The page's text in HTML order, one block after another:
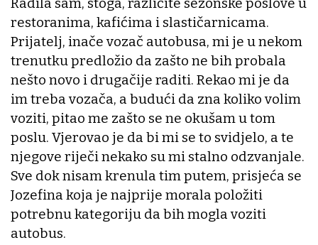
restoranima, kafićima i slastičarnicama.
Prijatelj, inače vozač autobusa, mi je u nekom
trenutku predložio da zašto ne bih probala
nešto novo i drugačije raditi. Rekao mi je da
im treba vozača, a budući da zna koliko volim
voziti, pitao me zašto se ne okušam u tom
poslu. Vjerovao je da bi mi se to svidjelo, a te
njegove riječi nekako su mi stalno odzvanjale.
Sve dok nisam krenula tim putem, prisjeća se
Jozefina koja je najprije morala položiti
potrebnu kategoriju da bih mogla voziti
autobus.